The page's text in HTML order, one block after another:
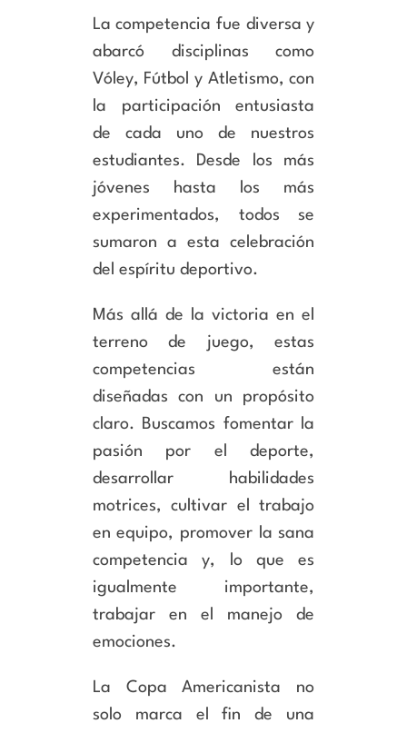
La competencia fue diversa y
abarcó disciplinas como
Vóley, Fútbol y Atletismo, con
la participación entusiasta
de cada uno de nuestros
estudiantes. Desde los más
jóvenes hasta los más
experimentados, todos se
sumaron a esta celebración
del espíritu deportivo.
Más allá de la victoria en el
terreno de juego, estas
competencias están
diseñadas con un propósito
claro. Buscamos fomentar la
pasión por el deporte,
desarrollar habilidades
motrices, cultivar el trabajo
en equipo, promover la sana
competencia y, lo que es
igualmente importante,
trabajar en el manejo de
emociones.
La Copa Americanista no
solo marca el fin de una